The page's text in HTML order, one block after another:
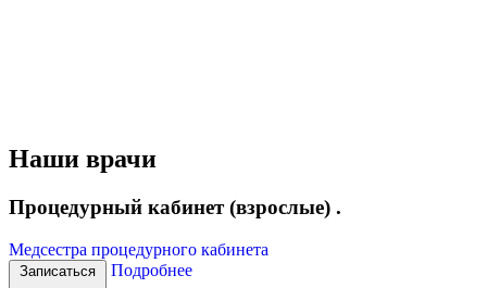
Наши врачи
Процедурный кабинет (взрослые) .
Медсестра процедурного кабинета
Записаться Подробнее